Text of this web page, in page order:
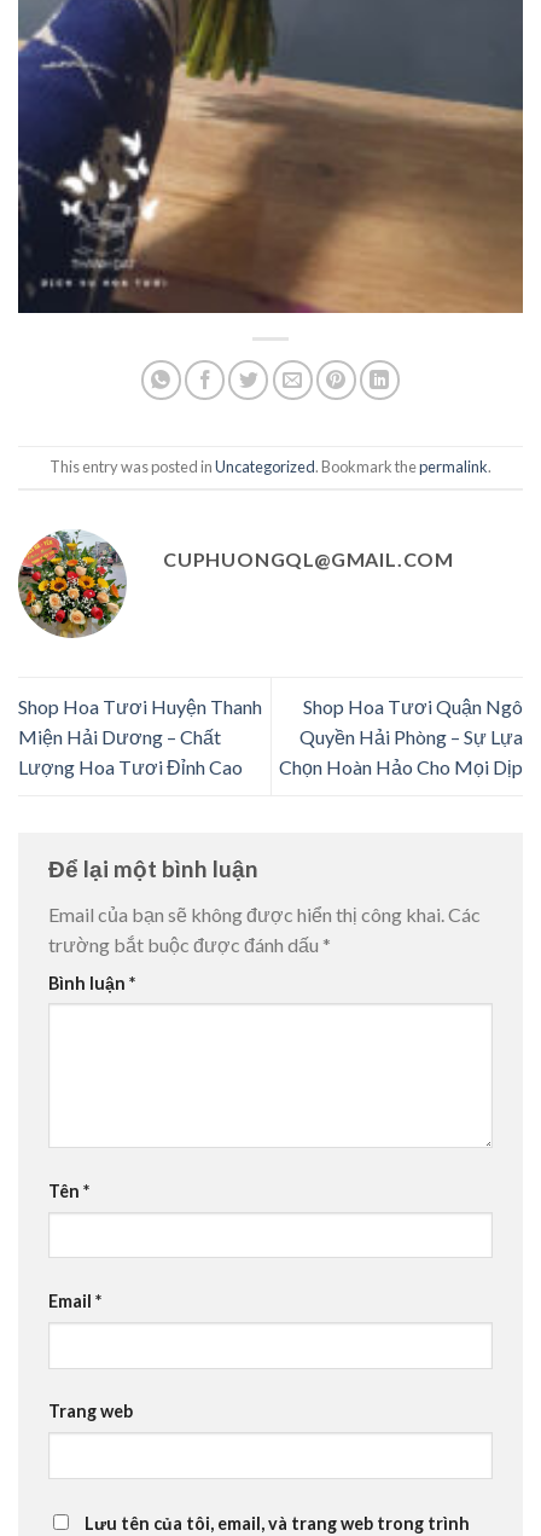
This entry was posted inUncategorized. Bookmark thepermalink.
CUPHUONGQL@GMAIL.COM
Shop Hoa Tươi Huyện Thanh
Miện Hải Dương – Chất
Lượng Hoa Tươi Đỉnh Cao
Shop Hoa Tươi Quận Ngô
Quyền Hải Phòng – Sự Lựa
Chọn Hoàn Hảo Cho Mọi Dịp
Để lại một bình luận
Email của bạn sẽ không được hiển thị công khai. Các
trường bắt buộc được đánh dấu *
Bình luận *
Tên *
Email *
Trang web
Lưu tên của tôi, email, và trang web trong trình